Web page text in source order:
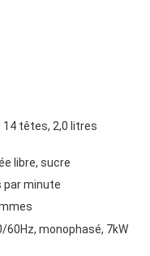
têtes, 2,0 litres
libre, sucre
par minute
60Hz, monophasé, 7kW